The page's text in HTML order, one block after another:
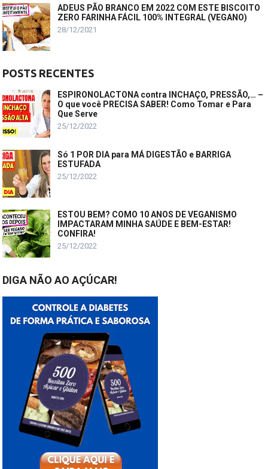
ADEUS PÃO BRANCO EM 2022 COM ESTE BISCOITO
ZERO FARINHA FÁCIL 100% INTEGRAL (VEGANO)
28/12/2021
POSTS RECENTES
ESPIRONOLACTONA contra INCHAÇO, PRESSÃO,… –
O que você PRECISA SABER! Como Tomar e Para
Que Serve
25/12/2022
Só 1 POR DIA para MÁ DIGESTÃO e BARRIGA
ESTUFADA
25/12/2022
ESTOU BEM? COMO 10 ANOS DE VEGANISMO
IMPACTARAM MINHA SAÚDE E BEM-ESTAR!
CONFIRA!
25/12/2022
DIGA NÃO AO AÇÚCAR!